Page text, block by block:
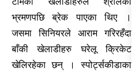
भ्रमणपछि ब्रेक पाएका थिए ।
जसमा सिनियरले आराम गरिरहँदा
बाँकी खेलाडीहरु घरेलू क्रिकेट
खेलिरहेका छन् । स्पोर्ट्सकीडाका